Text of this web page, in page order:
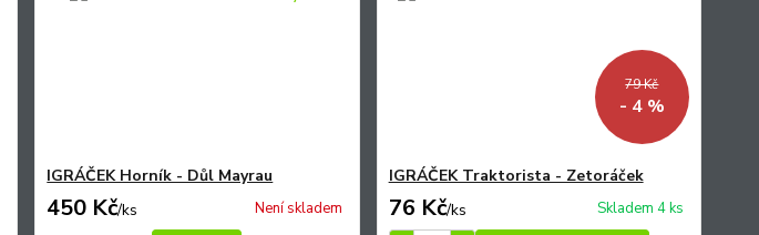
IGRÁČEK Horník - Důl Mayrau
450 Kč/ks Není skladem
79 Kč
- 4 %
IGRÁČEK Traktorista - Zetoráček
76 Kč/ks Skladem 4 ks